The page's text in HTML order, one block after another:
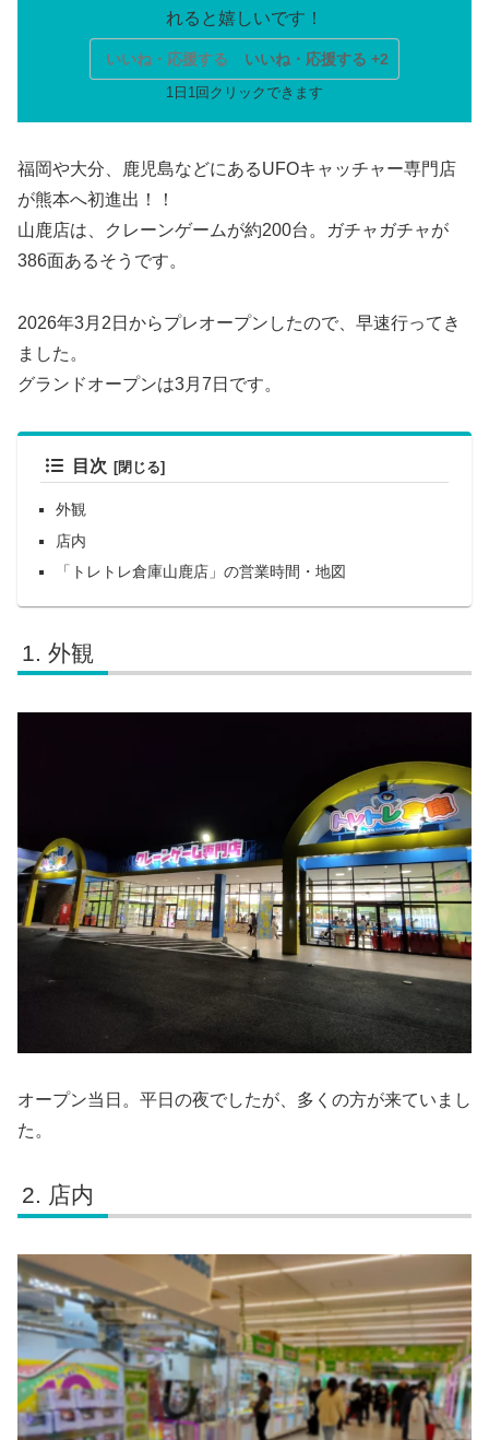
いいね・応援する いいね・応援する +2
福岡や大分、鹿児島などにあるUFOキャッチャー専門店
が熊本へ初進出！！
山鹿店は、クレーンゲームが約200台。ガチャガチャが
386面あるそうです。
2026年3月2日からプレオープンしたので、早速行ってき
ました。
グランドオープンは3月7日です。
目次
外観
店内
「トレトレ倉庫山鹿店」の営業時間・地図
外観
オープン当日。平日の夜でしたが、多くの方が来ていまし
た。
店内